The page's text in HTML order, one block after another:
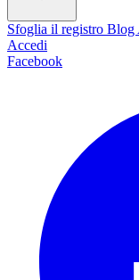
Sfoglia il registro Blog
Accedi
Facebook